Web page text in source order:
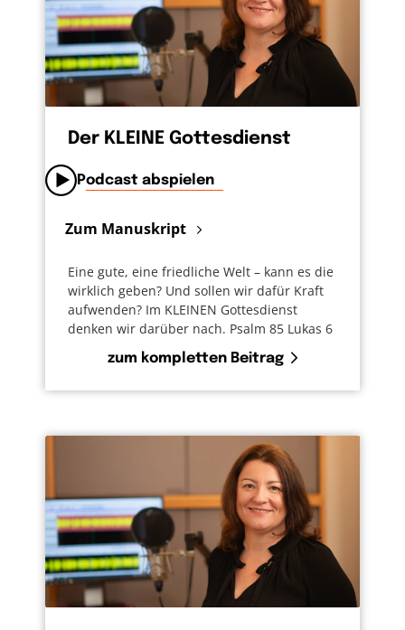
Der KLEINE Gottesdienst
Podcast abspielen
Zum Manuskript
Eine gute, eine friedliche Welt – kann es die
wirklich geben? Und sollen wir dafür Kraft
aufwenden? Im KLEINEN Gottesdienst
denken wir darüber nach. Psalm 85 Lukas 6
zum kompletten Beitrag